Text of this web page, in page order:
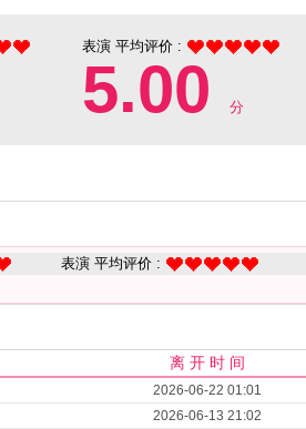
表演 平均评价 :
5.00 分
表演 平均评价 :
离 开 时 间
2026-06-22 01:01
2026-06-13 21:02